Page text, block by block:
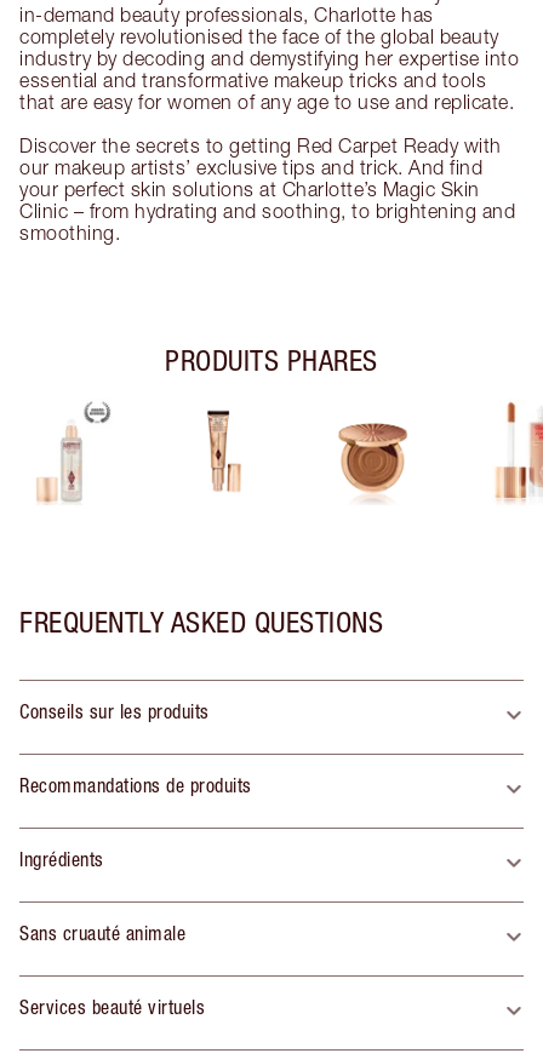
in-demand beauty professionals, Charlotte has
completely revolutionised the face of the global beauty
industry by decoding and demystifying her expertise into
essential and transformative makeup tricks and tools
that are easy for women of any age to use and replicate.
Discover the secrets to getting Red Carpet Ready with
our makeup artists’ exclusive tips and trick. And find
your perfect skin solutions at Charlotte’s Magic Skin
Clinic – from hydrating and soothing, to brightening and
smoothing.
PRODUITS PHARES
FREQUENTLY ASKED QUESTIONS
Conseils sur les produits
Recommandations de produits
Ingrédients
Sans cruauté animale
Services beauté virtuels